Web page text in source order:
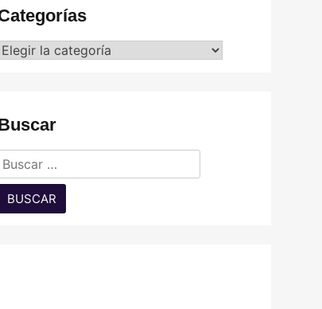
Categorías
Buscar: